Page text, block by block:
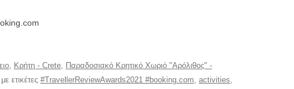
, Κρήτη - Crete, Παραδοσιακό Κρητικό Χωριό "Αρόλιθος" -
ετικέτες #TravellerReviewAwards2021 #booking.com, activities,